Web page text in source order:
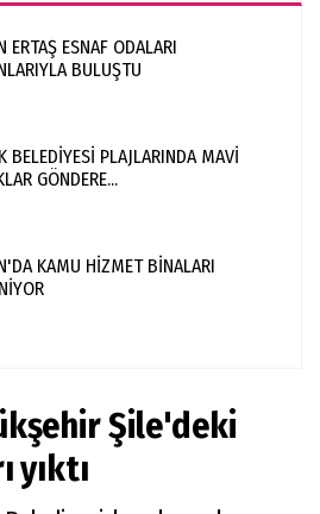
ERTAŞ ESNAF ODALARI
BULUŞTU
BELEDİYESİ PLAJLARINDA MAVİ
GÖNDERE...
KAMU HİZMET BİNALARI
Şile'deki
yıktı